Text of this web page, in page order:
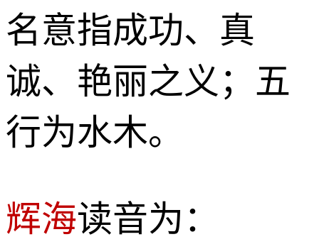
名意指成功、真
诚、艳丽之义；五
行为水木。
辉海读音为：